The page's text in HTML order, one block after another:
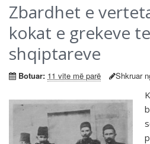
Zbardhet e
kokat e grekeve
shqiptareve
Botuar: 11 vite më parë Shkruar